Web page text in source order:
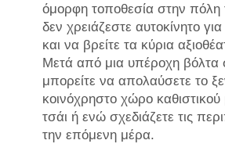
όμορφη τοποθεσία στην πόλη
δεν χρειάζεστε αυτοκίνητο
και να βρείτε τα κύρια
Μετά από μια υπέροχη βόλτα
μπορείτε να απολαύσετε το
κοινόχρηστο χώρο καθιστικού
τσάι ή ενώ σχεδιάζετε τις
την επόμενη μέρα.